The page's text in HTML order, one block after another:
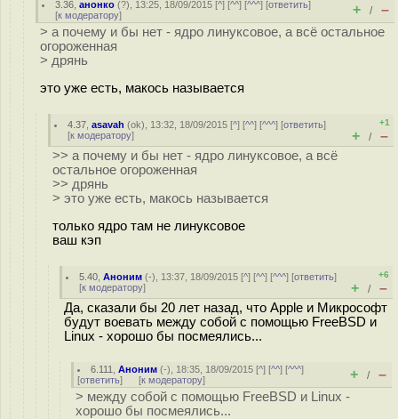
3.36 ,анонко (?), 13:25, 18/09/2015 [^] [^^] [^^^] [ответить]
[к модератору] + / –
> а почему и бы нет - ядро линуксовое, а всё остальное
огороженная
> дрянь
это уже есть, макось называется
4.37 ,asavah (ok), 13:32, 18/09/2015 [^] [^^] [^^^] [ответить]
[к модератору]
+1
+ / –
>> а почему и бы нет - ядро линуксовое, а всё
остальное огороженная
>> дрянь
> это уже есть, макось называется
только ядро там не линуксовое
ваш кэп
5.40 ,Аноним (-), 13:37, 18/09/2015 [^] [^^] [^^^] [ответить]
[к модератору]
+6
+ / –
Да, сказали бы 20 лет назад, что Apple и Микрософт
будут воевать между собой с помощью FreeBSD и
Linux - хорошо бы посмеялись...
6.111 ,Аноним (-), 18:35, 18/09/2015 [^] [^^] [^^^]
[ответить] [к модератору] + / –
> между собой с помощью FreeBSD и Linux -
хорошо бы посмеялись...